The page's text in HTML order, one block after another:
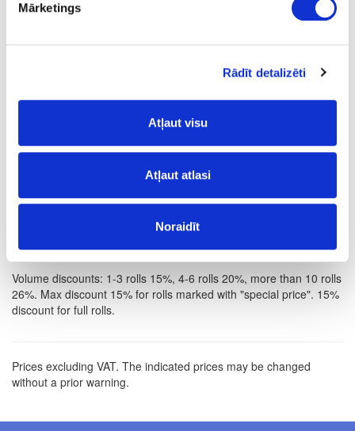
Mārketings
Rādīt detalizēti
Atļaut visu
Atļaut atlasi
Noraidīt
m
PG- PerfectSense Gloss;
Volume discounts: 1-3 rolls 15%, 4-6 rolls 20%, more than 10 rolls
26%. Max discount 15% for rolls marked with "special price". 15%
discount for full rolls.
Prices excluding VAT. The indicated prices may be changed
without a prior warning.